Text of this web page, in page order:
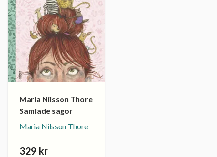
Maria Nilsson Thore
Samlade sagor
Maria Nilsson Thore
329 kr